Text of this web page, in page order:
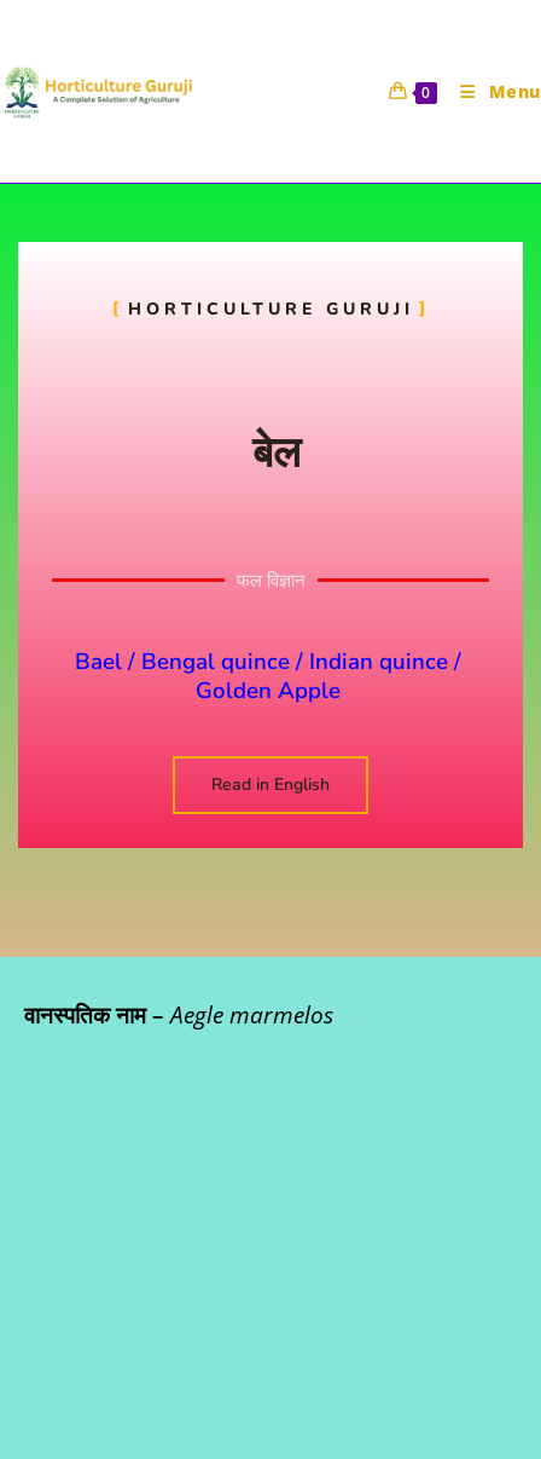
0 Menu
बेल
Horticulture Guruji
2 September 2021
HORTICULTURE GURUJI
बेल
फल विज्ञान
Bael / Bengal quince / Indian quince /
Golden Apple
Read in English
वानस्पतिक नाम– Aegle marmelos